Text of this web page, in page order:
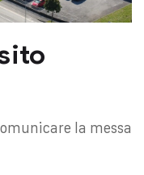
la messa